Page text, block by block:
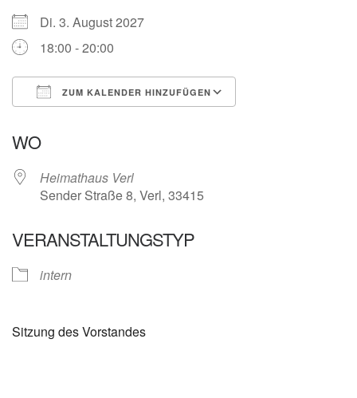
Di. 3. August 2027
18:00 - 20:00
ZUM KALENDER HINZUFÜGEN
WO
Heimathaus Verl
Sender Straße 8, Verl, 33415
VERANSTALTUNGSTYP
intern
Sitzung des Vorstandes